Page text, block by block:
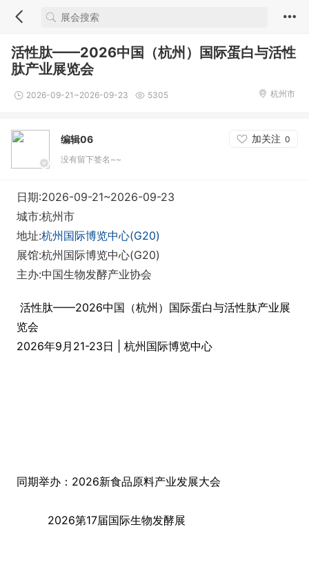
活性肽——2026中国（杭州）国际蛋白与活性
肽产业展览会
2026-09-21~2026-09-23 5305 杭州市
编辑06 加关注 0
没有留下签名~~
日期:2026-09-21~2026-09-23
城市:杭州市
地址:杭州国际博览中心(G20)
展馆:杭州国际博览中心(G20)
主办:中国生物发酵产业协会
活性肽——2026中国（杭州）国际蛋白与活性肽产业展
览会
2026年9月21-23日 | 杭州国际博览中心
同期举办：2026新食品原料产业发展大会
2026第17届国际生物发酵展